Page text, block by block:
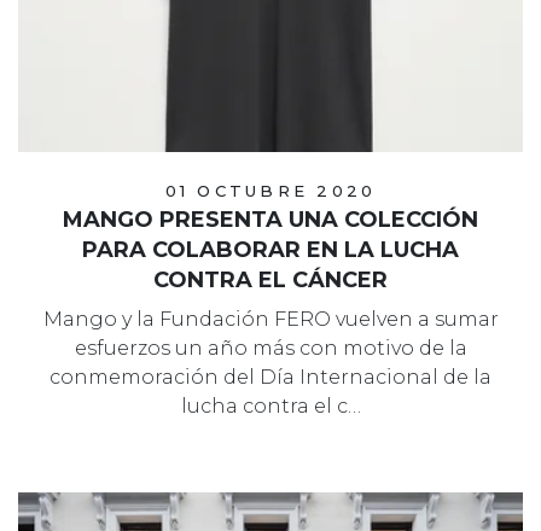
01 OCTUBRE 2020
MANGO PRESENTA UNA COLECCIÓN
PARA COLABORAR EN LA LUCHA
CONTRA EL CÁNCER
Mango y la Fundación FERO vuelven a sumar
esfuerzos un año más con motivo de la
conmemoración del Día Internacional de la
lucha contra el c…